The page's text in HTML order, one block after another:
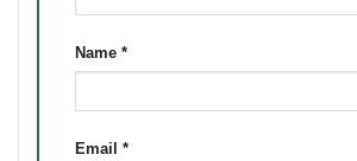
Name *
Email *